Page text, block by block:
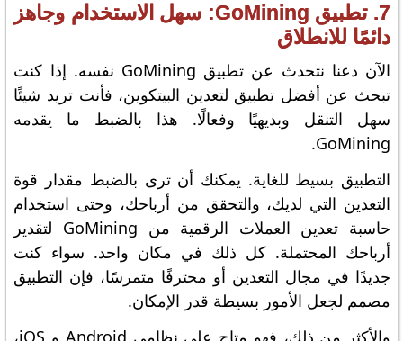
7. تطبيق GoMining: سهل الاستخدام وجاهز
دائمًا للانطلاق
الآن دعنا نتحدث عن تطبيق GoMining نفسه. إذا كنت
تبحث عن أفضل تطبيق لتعدين البيتكوين، فأنت تريد شيئًا
سهل التنقل وبديهيًا وفعالًا. هذا بالضبط ما يقدمه
GoMining.
التطبيق بسيط للغاية. يمكنك أن ترى بالضبط مقدار قوة
التعدين التي لديك، والتحقق من أرباحك، وحتى استخدام
حاسبة تعدين العملات الرقمية من GoMining لتقدير
أرباحك المحتملة. كل ذلك في مكان واحد. سواء كنت
جديدًا في مجال التعدين أو محترفًا متمرسًا، فإن التطبيق
مصمم لجعل الأمور بسيطة قدر الإمكان.
والأكثر من ذلك، فهو متاح على نظامي Android و iOS،